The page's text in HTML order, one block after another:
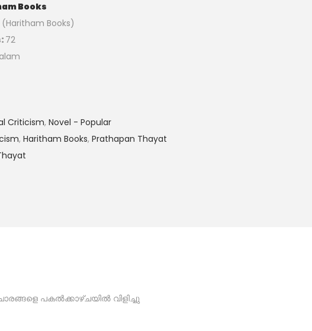
Books
(Haritham Books)
72
Criticism, Novel - Popular
, Haritham Books, Prathapan Thayat
പകൽക്കാഴ്‌ചയിൽ വിളിച്ചു